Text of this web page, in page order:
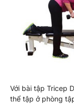
Với bài tập Tricep
thể tập ở phòng